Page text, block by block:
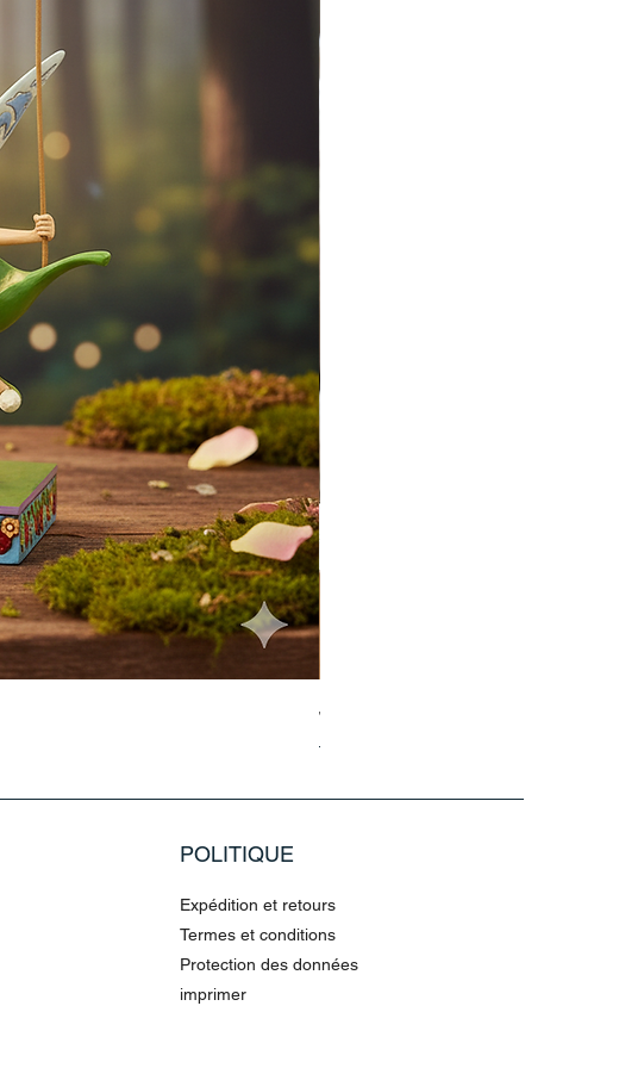
Jasmin Aladdin Sammlerfigur Jim
Prix original
199,90 €
POLITIQUE
Expédition et retours
Termes et conditions
Protection des données
imprimer